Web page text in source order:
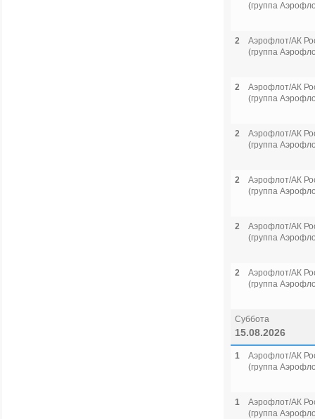
(группа
2
Аэрофлот/АК
(группа
2
Аэрофлот/АК
(группа
2
Аэрофлот/АК
(группа
2
Аэрофлот/АК
(группа
2
Аэрофлот/АК
(группа
2
Аэрофлот/АК
(группа
Суббота
15.08.2026
1
Аэрофлот/АК
(группа
1
Аэрофлот/АК
(группа